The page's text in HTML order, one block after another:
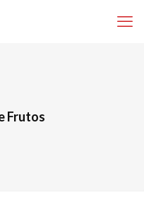
Frutos